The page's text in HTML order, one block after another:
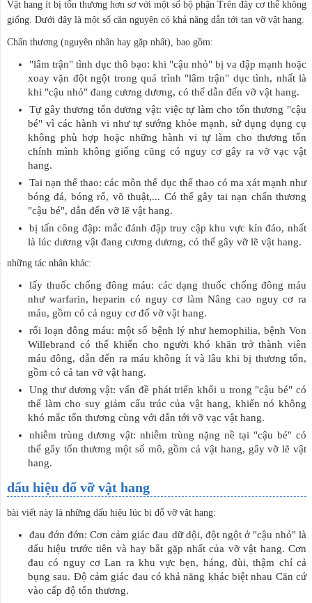
Vật hang ít bị tổn thương hơn sơ với một số bộ phận Trên đây cơ thể không
giống. Dưới đây là một số căn nguyên có khả năng dẫn tới tan vỡ vật hang.
Chấn thương (nguyên nhân hay gặp nhất), bao gồm:
"lâm trận" tình dục thô bạo: khi "cậu nhỏ" bị va đập mạnh hoặc
xoay vặn đột ngột trong quá trình "lâm trận" dục tình, nhất là
khi "cậu nhỏ" đang cương dương, có thể dẫn đến vỡ vật hang.
Tự gây thương tổn dương vật: việc tự làm cho tổn thương "cậu
bé" vì các hành vi như tự sướng khỏe mạnh, sử dụng dụng cụ
không phù hợp hoặc những hành vi tự làm cho thương tổn
chính mình không giống cũng có nguy cơ gây ra vỡ vạc vật
hang.
Tai nạn thể thao: các môn thể dục thể thao có ma xát mạnh như
bóng đá, bóng rổ, võ thuật,... Có thể gây tai nạn chấn thương
"cậu bé", dẫn đến vỡ lẽ vật hang.
bị tấn công đập: mắc đánh đập truy cập khu vực kín đáo, nhất
là lúc dương vật đang cương dương, có thể gây vỡ lẽ vật hang.
những tác nhân khác:
lấy thuốc chống đông máu: các dạng thuốc chống đông máu
như warfarin, heparin có nguy cơ làm Nâng cao nguy cơ ra
máu, gồm có cả nguy cơ đổ vỡ vật hang.
rối loạn đông máu: một số bệnh lý như hemophilia, bệnh Von
Willebrand có thể khiến cho người khó khăn trở thành viên
máu đông, dẫn đến ra máu không ít và lâu khi bị thương tổn,
gồm có cả tan vỡ vật hang.
Ung thư dương vật: vấn đề phát triển khối u trong "cậu bé" có
thể làm cho suy giảm cấu trúc của vật hang, khiến nó không
khó mắc tổn thương cùng với dẫn tới vỡ vạc vật hang.
nhiễm trùng dương vật: nhiễm trùng nặng nề tại "cậu bé" có
thể gây tổn thương một số mô, gồm cả vật hang, gây vỡ lẽ vật
hang.
dấu hiệu đổ vỡ vật hang
bài viết này là những dấu hiệu lúc bị đổ vỡ vật hang:
đau đớn đớn: Cơn cảm giác đau dữ dội, đột ngột ở "cậu nhỏ" là
dấu hiệu trước tiên và hay bắt gặp nhất của vỡ vật hang. Cơn
đau có nguy cơ Lan ra khu vực bẹn, háng, đùi, thậm chí cả
bụng sau. Độ cảm giác đau có khả năng khác biệt nhau Căn cứ
vào cấp độ tổn thương.